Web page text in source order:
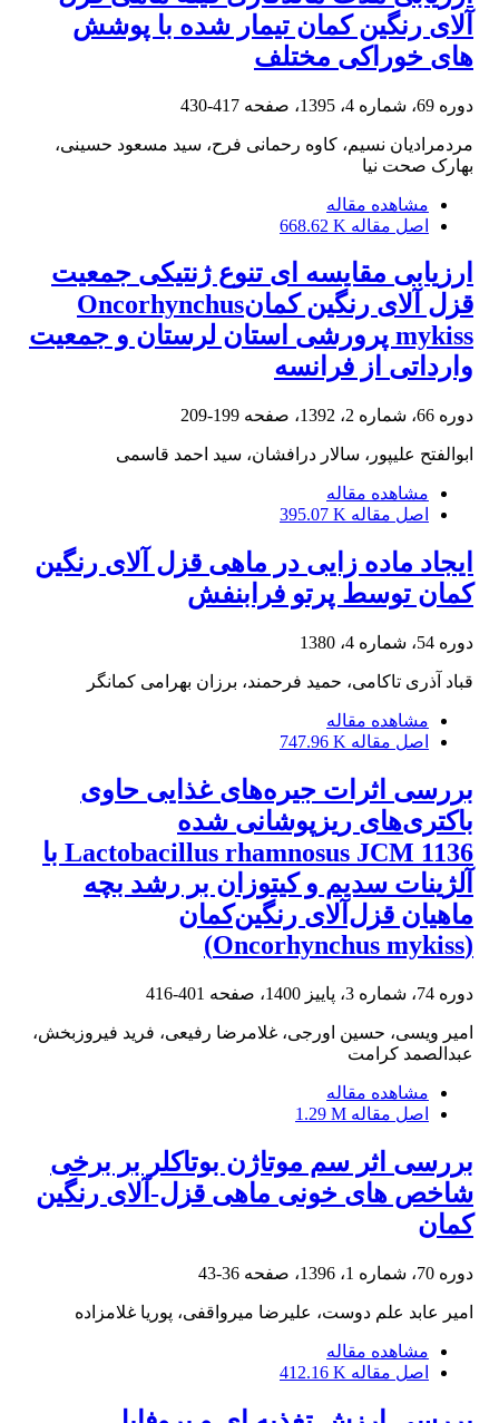
آلای رنگین کمان تیمار شده با پوشش
های خوراکی مختلف
دوره 69، شماره 4، 1395، صفحه 417-430
مردمرادیان نسیم، کاوه رحمانی فرح، سید مسعود حسینی،
بهارک صحت نیا
مشاهده مقاله
اصل مقاله 668.62 K
ارزیابی مقایسه ای تنوع ژنتیکی جمعیت
قزل آلای رنگین کمانOncorhynchus
mykiss پرورشی استان لرستان و جمعیت
وارداتی از فرانسه
دوره 66، شماره 2، 1392، صفحه 199-209
ابوالفتح علیپور، سالار درافشان، سید احمد قاسمی
مشاهده مقاله
اصل مقاله 395.07 K
ایجاد ماده زایی در ماهی قزل آلای رنگین
کمان توسط پرتو فرابنفش
دوره 54، شماره 4، 1380
قباد آذری تاکامی، حمید فرحمند، برزان بهرامی کمانگر
مشاهده مقاله
اصل مقاله 747.96 K
بررسی اثرات جیره‌های غذایی حاوی
باکتری‌های ریزپوشانی شده
Lactobacillus rhamnosus JCM 1136 با
آلژینات سدیم و کیتوزان بر رشد بچه
ماهیان قزل‌آلای رنگین‌کمان
(Oncorhynchus mykiss)
دوره 74، شماره 3، پاییز 1400، صفحه 401-416
امیر ویسی، حسین اورجی، غلامرضا رفیعی، فرید فیروزبخش،
عبدالصمد کرامت
مشاهده مقاله
اصل مقاله 1.29 M
بررسی اثر سم موتاژن بوتاکلر بر برخی
شاخص های خونی ماهی قزل-آلای رنگین
کمان
دوره 70، شماره 1، 1396، صفحه 36-43
امیر عابد علم دوست، علیرضا میرواقفی، پوریا غلامزاده
مشاهده مقاله
اصل مقاله 412.16 K